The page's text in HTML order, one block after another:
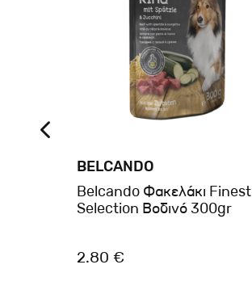
BELCANDO
Belcando Φακελάκι Finest
Selection Βοδινό 300gr
2.80 €